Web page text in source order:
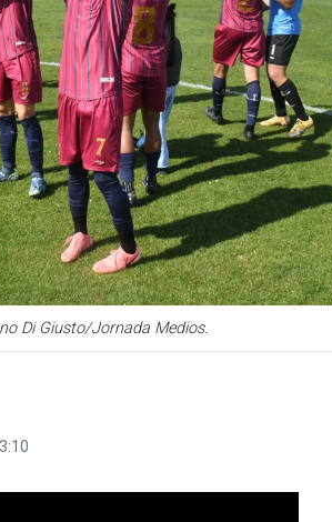
Di Giusto/Jornada Medios.